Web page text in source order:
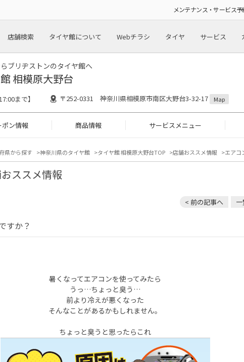
メンテナンス・サービス予
店舗検索 タイヤ館について Webチラシ タイヤ サービス
ブリヂストンのタイヤ館へ
相模原大野台
まで】 〒252-0331 神奈川県相模原市南区大野台3-32-17 Map
ポン情報 商品情報 サービスメニュー
県から探す 神奈川県のタイヤ館 タイヤ館 相模原大野台TOP 店舗おススメ情報 エアコ
ススメ情報
< 前の記事へ
すか？
暑くなってエアコンを使ってみたら
うっ…ちょっと臭う…
前より冷えが悪くなった
そんなことがあるかもしれません。
ちょっと臭うと思ったらこれ